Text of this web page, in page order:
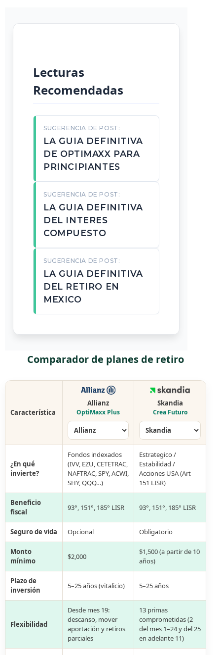
Lecturas
Recomendadas
SUGERENCIA DE POST:
LA GUIA DEFINITIVA
DE OPTIMAXX PARA
PRINCIPIANTES
SUGERENCIA DE POST:
LA GUIA DEFINITIVA
DEL INTERES
COMPUESTO
SUGERENCIA DE POST:
LA GUIA DEFINITIVA
DEL RETIRO EN
MEXICO
Comparador de planes de retiro
Característica
Allianz
OptiMaxx Plus
Skandia
Crea Futuro
¿En qué
invierte?
Fondos indexados
(IVV, EZU, CETETRAC,
NAFTRAC, SPY, ACWI,
SHY, QQQ…)
Estrategico /
Estabilidad /
Acciones USA (Art
151 LISR)
Beneficio
fiscal
93°, 151°, 185° LISR 93°, 151°, 185° LISR
Seguro de vida Opcional Obligatorio
Monto
mínimo
$2,000
$1,500 (a partir de 10
años)
Plazo de
inversión
5–25 años (vitalicio) 5–25 años
Flexibilidad
Desde mes 19:
descanso, mover
aportación y retiros
parciales
13 primas
comprometidas (2
del mes 1–24 y del 25
en adelante 11)